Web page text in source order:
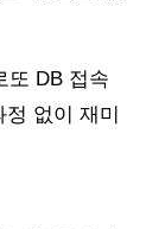
또 DB 접속
없이 재미